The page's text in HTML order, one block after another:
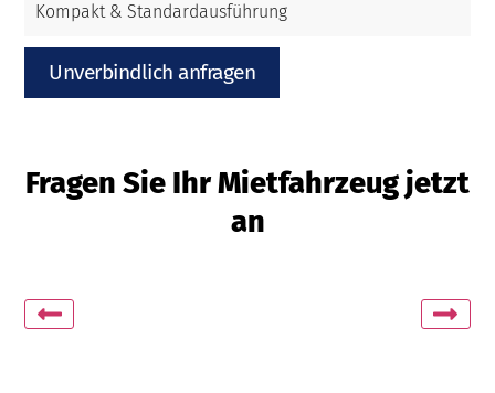
Kompakt & Standardausführung
Unverbindlich anfragen
Fragen Sie Ihr Mietfahrzeug jetzt
an